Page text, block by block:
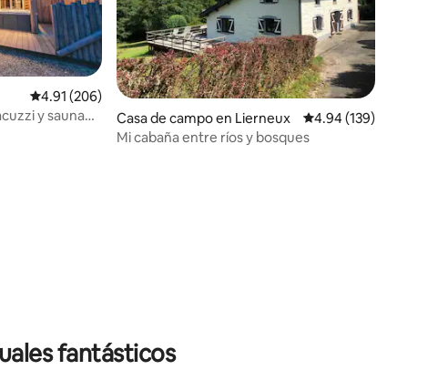
Calificación promedio: 4.91 de 5; 206 evaluaciones
4.91 (206)
y sauna
Casa de campo en Lierneux Calificación promedio:
4.94 (139)
Mi cabaña entre ríos y bosques
fantásticos